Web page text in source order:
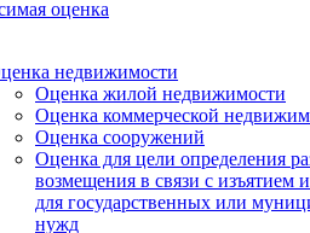
оценка
недвижимости
Оценка жилой недвижимости
Оценка коммерческой
Оценка сооружений
Оценка для цели определения
возмещения в связи с изъятием
для государственных или
нужд